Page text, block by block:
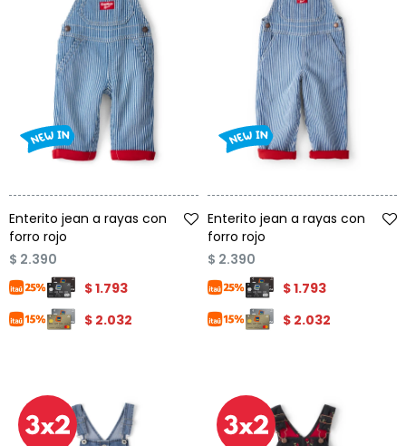
Enterito jean a rayas con
forro rojo
$ 2.390
$1.793
$ 2.032
Enterito jean a rayas con
forro rojo
$ 2.390
$1.793
$ 2.032